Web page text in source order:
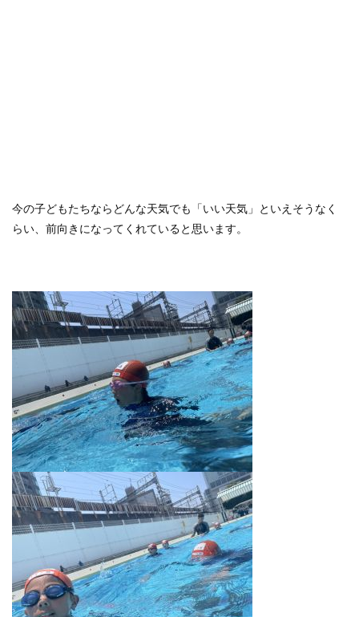
今の子どもたちならどんな天気でも「いい天気」といえそうなく
らい、前向きになってくれていると思います。